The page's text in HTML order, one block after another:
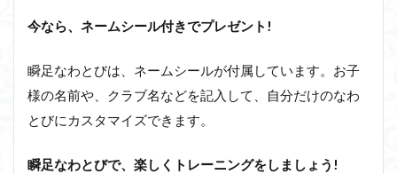
今なら、ネームシール付きでプレゼント!
瞬足なわとびは、ネームシールが付属しています。お子
様の名前や、クラブ名などを記入して、自分だけのなわ
とびにカスタマイズできます。
瞬足なわとびで、楽しくトレーニングをしましょう!